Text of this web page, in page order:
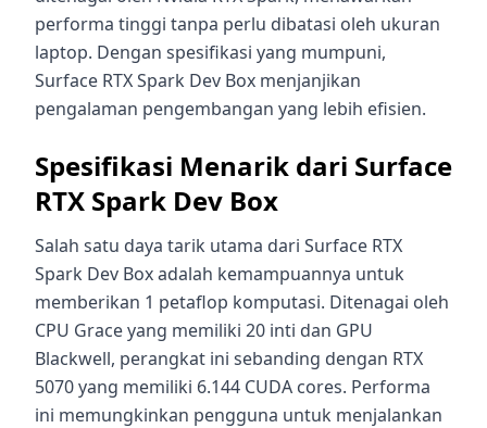
performa tinggi tanpa perlu dibatasi oleh ukuran
laptop. Dengan spesifikasi yang mumpuni,
Surface RTX Spark Dev Box menjanjikan
pengalaman pengembangan yang lebih efisien.
Spesifikasi Menarik dari Surface
RTX Spark Dev Box
Salah satu daya tarik utama dari Surface RTX
Spark Dev Box adalah kemampuannya untuk
memberikan 1 petaflop komputasi. Ditenagai oleh
CPU Grace yang memiliki 20 inti dan GPU
Blackwell, perangkat ini sebanding dengan RTX
5070 yang memiliki 6.144 CUDA cores. Performa
ini memungkinkan pengguna untuk menjalankan